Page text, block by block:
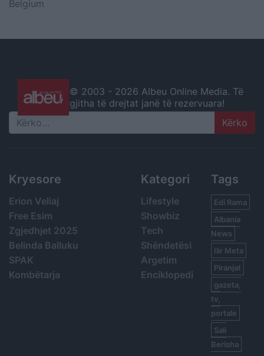
Belgium
© 2003 - 2026 Albeu Online Media. Të
gjitha të drejtat janë të rezervuara!
Search
Kryesore
Erion Veliaj
Free Esim
Zgjedhjet 2025
Belinda Balluku
SPAK
Kombëtarja
Kategori
Lifestyle
Showbiz
Tech
Shëndetësi
Argetim
Enciklopedi
Tags
Edi Rama
Albania
News
Ilir Meta
Piranjat
gazeta,
tv,
portale
Sali
Berisha